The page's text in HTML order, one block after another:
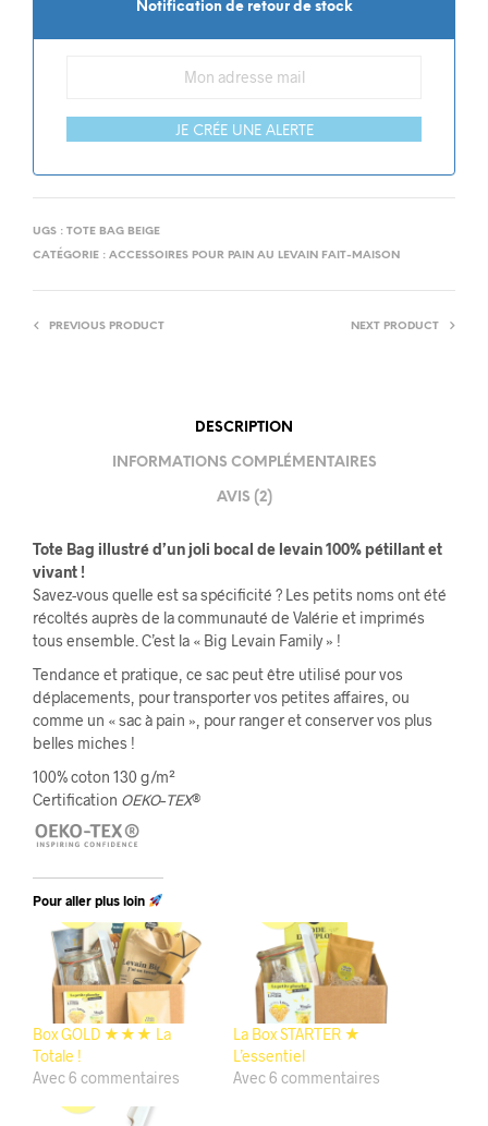
Notification de retour de stock
JE CRÉE UNE ALERTE
UGS : TOTE BAG BEIGE
CATÉGORIE : ACCESSOIRES POUR PAIN AU LEVAIN FAIT-MAISON
PREVIOUS PRODUCT NEXT PRODUCT
DESCRIPTION
INFORMATIONS COMPLÉMENTAIRES
AVIS (2)
Tote Bag illustré d’un joli bocal de levain 100% pétillant et
vivant !
Savez-vous quelle est sa spécificité ? Les petits noms ont été
récoltés auprès de la communauté de Valérie et imprimés
tous ensemble. C’est la « Big Levain Family » !
Tendance et pratique, ce sac peut être utilisé pour vos
déplacements, pour transporter vos petites affaires, ou
comme un « sac à pain », pour ranger et conserver vos plus
belles miches !
100% coton 130 g/m²
Certification OEKO–TEX®
Pour aller plus loin
Box GOLD ★★★ La
Totale !
Avec 6 commentaires
La Box STARTER ★
L’essentiel
Avec 6 commentaires